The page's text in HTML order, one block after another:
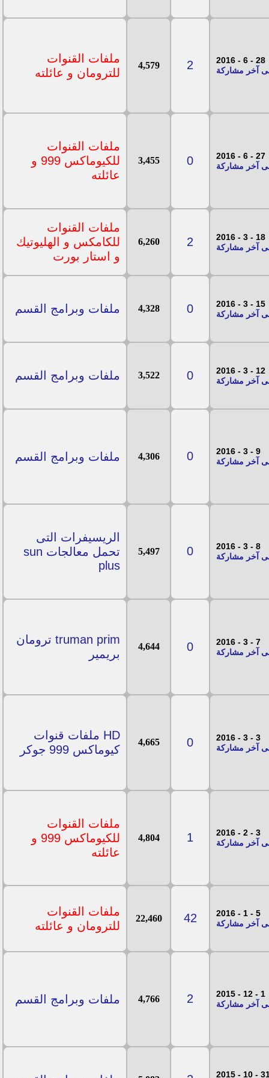
28 - 6 - 2016
2
4,579
ملفات القنوات
للترومان و عائلته
27 - 6 - 2016
0
3,455
ملفات القنوات
للكيوماكس 999 و
عائلته
18 - 3 - 2016
2
6,260
ملفات القنوات
للكامكس و الهليوتيك
و استار بورت
15 - 3 - 2016
0
4,328 ملفات وبرامج القسم
12 - 3 - 2016
0
3,522 ملفات وبرامج القسم
9 - 3 - 2016
0
4,306 ملفات وبرامج القسم
8 - 3 - 2016
0
5,497
الريسيفرات التى
تحمل معالجات sun
plus
7 - 3 - 2016
0
4,644
truman prim ترومان
بريمير
3 - 3 - 2016
0
4,665
HD ملفات قنوات
كيوماكس 999 جوكر
3 - 2 - 2016
1
4,804
ملفات القنوات
للكيوماكس 999 و
عائلته
5 - 1 - 2016
42
22,460
ملفات القنوات
للترومان و عائلته
1 - 12 - 2015
2
4,766 ملفات وبرامج القسم
31 - 10 -